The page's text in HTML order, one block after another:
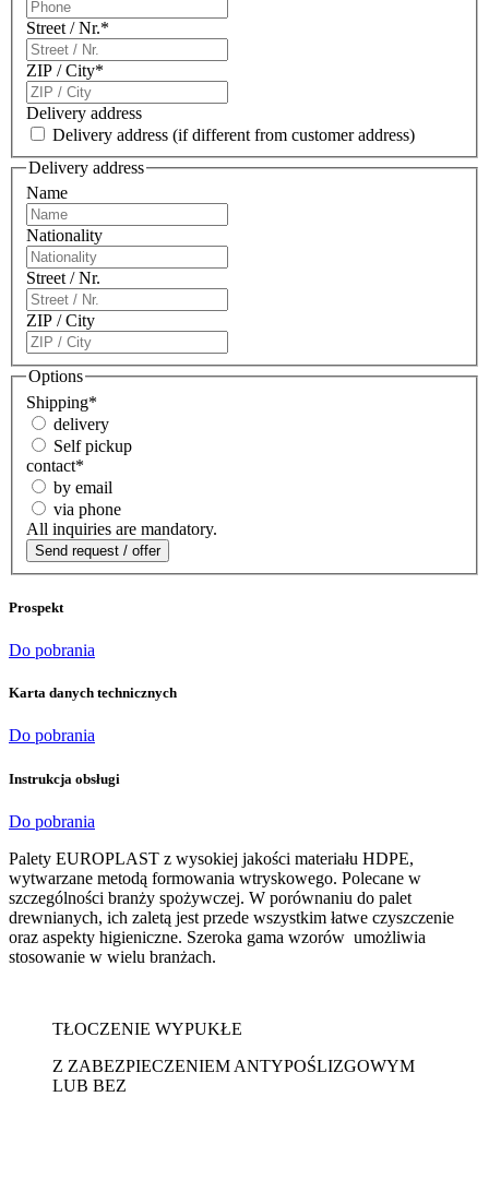
Street / Nr.*
ZIP / City*
Delivery address
Delivery address (if different from customer address)
Delivery address
Name
Nationality
Street / Nr.
ZIP / City
Options
Shipping*
delivery
Self pickup
contact*
by email
via phone
All inquiries are mandatory.
Prospekt
Do pobrania
Karta danych technicznych
Do pobrania
Instrukcja obsługi
Do pobrania
Palety EUROPLAST z wysokiej jakości materiału HDPE,
wytwarzane metodą formowania wtryskowego. Polecane w
szczególności branży spożywczej. W porównaniu do palet
drewnianych, ich zaletą jest przede wszystkim łatwe czyszczenie
oraz aspekty higieniczne. Szeroka gama wzorów umożliwia
stosowanie w wielu branżach.
TŁOCZENIE WYPUKŁE
Z ZABEZPIECZENIEM ANTYPOŚLIZGOWYM
LUB BEZ